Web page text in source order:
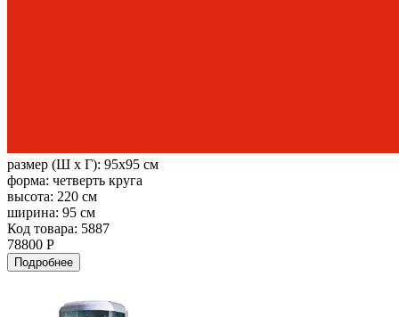
размер (Ш х Г): 95x95 см
форма: четверть круга
высота: 220 см
ширина: 95 см
Код товара: 5887
78800 Р
Подробнее